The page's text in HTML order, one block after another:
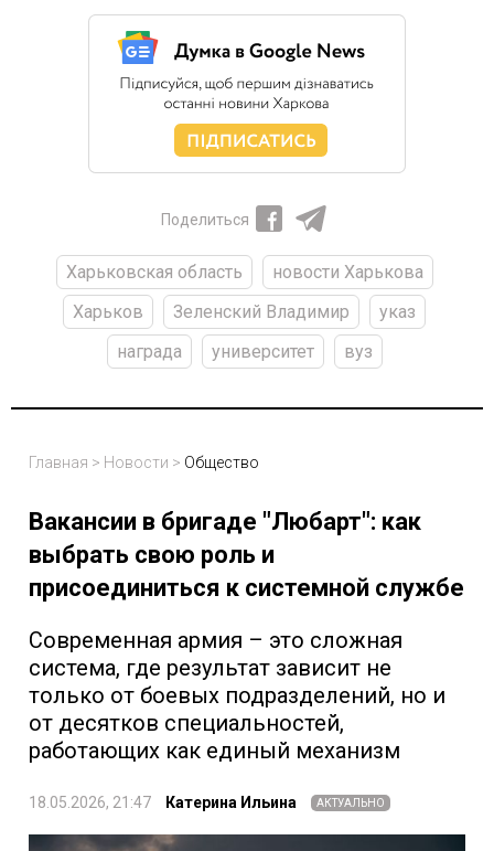
Поделиться
Харьковская область
новости Харькова
Харьков
Зеленский Владимир
указ
награда
университет вуз
Главная > Новости > Общество
Вакансии в бригаде "Любарт": как
выбрать свою роль и
присоединиться к системной службе
Современная армия – это сложная
система, где результат зависит не
только от боевых подразделений, но и
от десятков специальностей,
работающих как единый механизм
18.05.2026, 21:47 Катерина Ильина АКТУАЛЬНО